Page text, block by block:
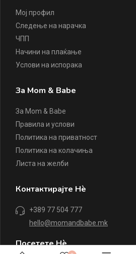
Мој профил
Следење на нарачка
ЧПП
Начини на плаќање
Услови на испорака
За Mom & Babe
За Mom & Babe
Правила и услови
Политика на приватност
Политика на колачиња
Листа на желби
Контактирајте Нè
+389 77 504 777
hello@momandbabe.mk
Посетете Нè